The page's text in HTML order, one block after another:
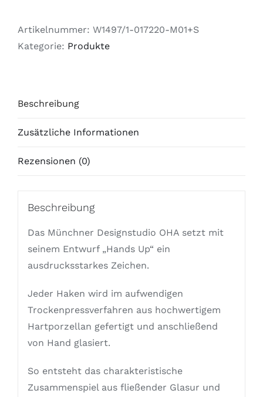
SOLIDARITY
Kleiderhaken
Artikelnummer: W1497/1-017220-M01+S
Kategorie: Produkte
Beschreibung
Zusätzliche Informationen
Rezensionen (0)
Beschreibung
Das Münchner Designstudio OHA setzt mit
seinem Entwurf „Hands Up“ ein
ausdrucksstarkes Zeichen.
Jeder Haken wird im aufwendigen
Trockenpressverfahren aus hochwertigem
Hartporzellan gefertigt und anschließend
von Hand glasiert.
So entsteht das charakteristische
Zusammenspiel aus fließender Glasur und